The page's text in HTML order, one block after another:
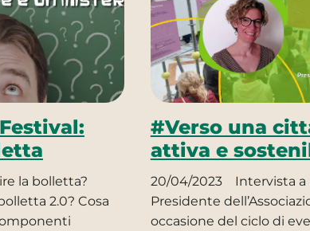
la bolletta?
2.0? Cosa
#Verso una
attiva e
20/04/2023
Intervista a
Presidente
occasione del ciclo di